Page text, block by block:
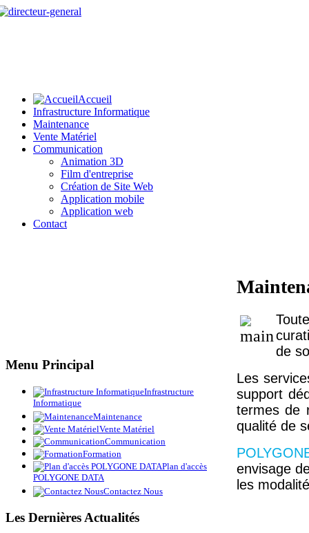
Accueil
Infrastructure Informatique
Maintenance
Vente Matériel
Communication
Animation 3D
Film d'entreprise
Création de Site Web
Application mobile
Application web
Contact
Menu Principal
Infrastructure
Informatique
Maintenance
Vente Matériel
Communication
Formation
Plan d'accès
POLYGONE DATA
Contactez Nous
Les Dernières Actualités
de
Les
support
termes de
qualité de
envisage
les